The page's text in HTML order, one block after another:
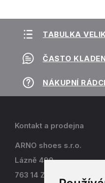
TABULKA
ČASTO
NÁKUPNÍ
Kontakt a prodejna
ARNO shoes s.r.o.
Lázně 490
763 14 Zlín - Kostelec